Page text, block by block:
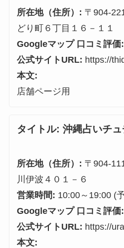
所在地（住所）: 〒904-
どり町６丁目１６－１１
Googleマップ 口コミ評価:
公式サイトURL: https://
本文:
店舗ページ用
タイトル: 沖縄占いチ
所在地（住所）: 〒904-
川伊波４０１－６
営業時間: 10:00～19:00 (
Googleマップ 口コミ評価:
公式サイトURL: https://
本文: